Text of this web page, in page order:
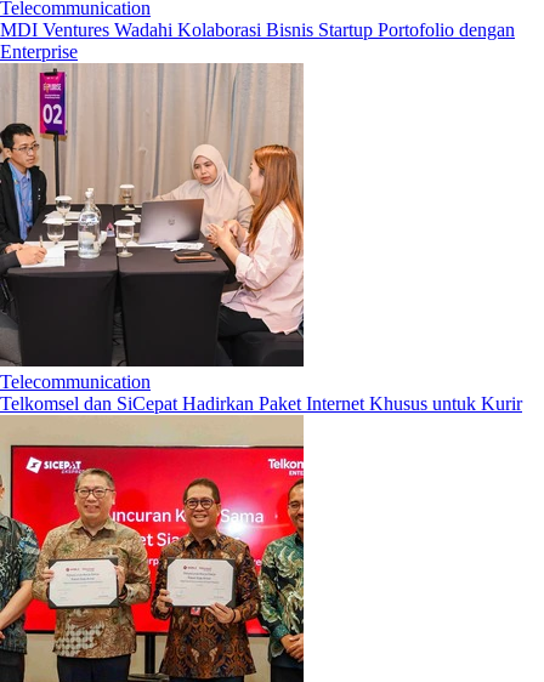
Telecommunication
MDI Ventures Wadahi Kolaborasi Bisnis Startup Portofolio dengan
Enterprise
Telecommunication
Telkomsel dan SiCepat Hadirkan Paket Internet Khusus untuk Kurir